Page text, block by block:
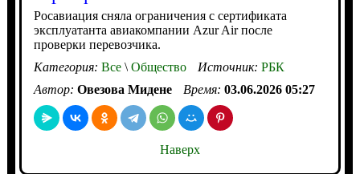
Росавиация сняла ограничения с сертификата
эксплуатанта авиакомпании Azur Air после
проверки перевозчика.
Категория: Все\Общество Источник: РБК
Автор: Овезова Мидене Время: 03.06.2026 05:27
Наверх